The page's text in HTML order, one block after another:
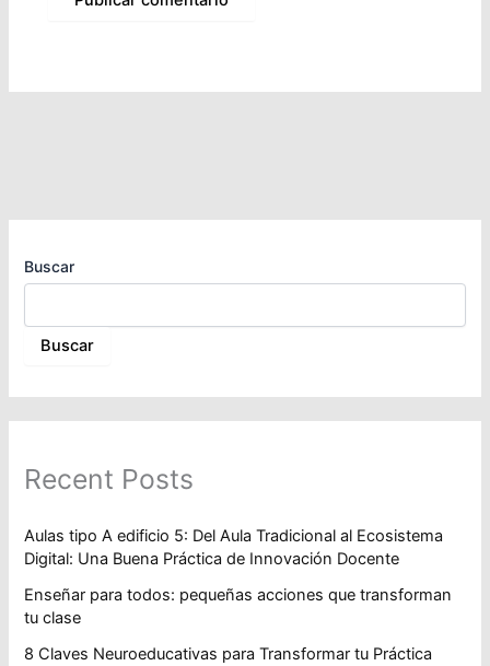
Buscar
Buscar
Recent Posts
Aulas tipo A edificio 5: Del Aula Tradicional al Ecosistema
Digital: Una Buena Práctica de Innovación Docente
Enseñar para todos: pequeñas acciones que transforman
tu clase
8 Claves Neuroeducativas para Transformar tu Práctica